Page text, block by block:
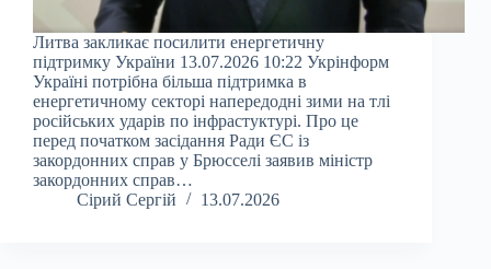
Литва закликає посилити енергетичну
підтримку України 13.07.2026 10:22 Укрінформ
Україні потрібна більша підтримка в
енергетичному секторі напередодні зими на тлі
російських ударів по інфрастуктурі. Про це
перед початком засідання Ради ЄС із
закордонних справ у Брюсселі заявив міністр
закордонних справ…
Сірий Сергій
13.07.2026